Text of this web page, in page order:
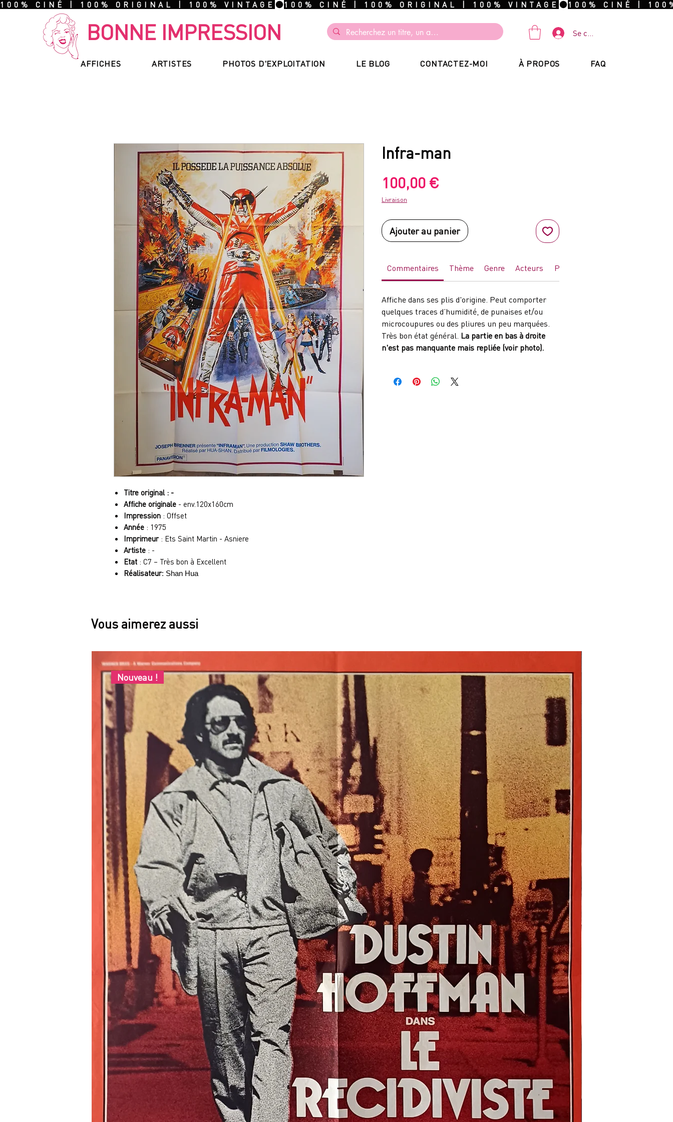
100% CINÉ | 100% ORIGINAL | 100% VINTAGE
BONNE IMPRESSION Se connecter
AFFICHES ARTISTES PHOTOS D'EXPLOITATION LE BLOG CONTACTEZ-MOI À PROPOS FAQ
Titre original : -
Affiche originale - env.120x160cm
Impression : Offset
Année : 1975
Imprimeur: Ets Saint Martin - Asniere
Artiste : -
Etat : C7 – Très bon à Excellent
Réalisateur: Shan Hua
Infra-man
100,00 €Prix
Livraison
Ajouter au panier
Commentaires Thème Genre Acteurs Pays
Affiche dans ses plis d'origine. Peut comporter
quelques traces d’humidité, de punaises et/ou
microcoupures ou des pliures un peu marquées.
Très bon état général. La partie en bas à droite
n'est pas manquante mais repliée (voir photo).
Vous aimerez aussi
Nouveau !